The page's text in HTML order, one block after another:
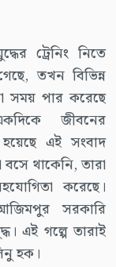
ট্রেনিং নিতে
তখন বিভিন্ন
সময় পার করেছে
জীবনের
হয়েছে এই সংবাদ
থাকেনি, তারা
করেছে।
সরকারি
এই গল্পে তারাই
হক।